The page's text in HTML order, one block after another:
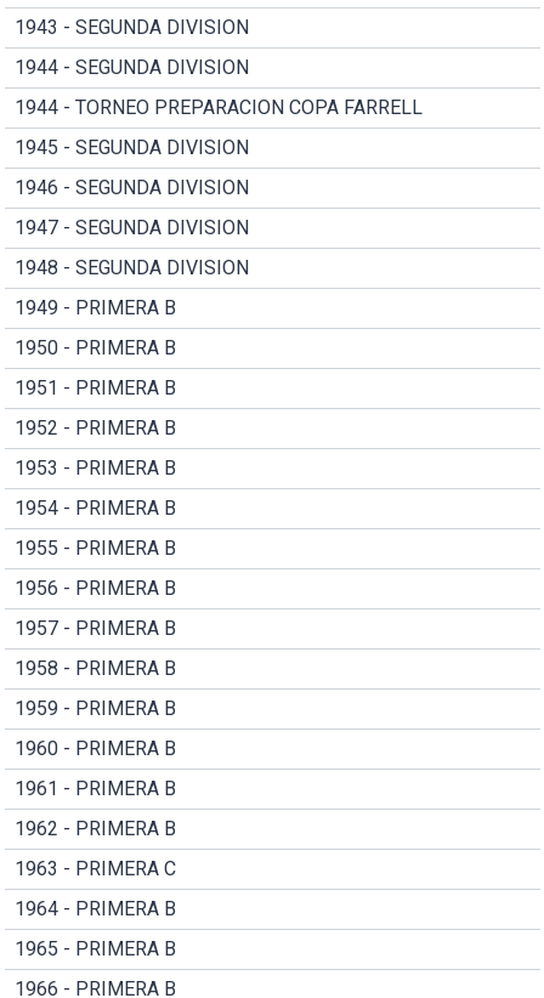
1943 - SEGUNDA DIVISION
1944 - SEGUNDA DIVISION
1944 - TORNEO PREPARACION COPA FARRELL
1945 - SEGUNDA DIVISION
1946 - SEGUNDA DIVISION
1947 - SEGUNDA DIVISION
1948 - SEGUNDA DIVISION
1949 - PRIMERA B
1950 - PRIMERA B
1951 - PRIMERA B
1952 - PRIMERA B
1953 - PRIMERA B
1954 - PRIMERA B
1955 - PRIMERA B
1956 - PRIMERA B
1957 - PRIMERA B
1958 - PRIMERA B
1959 - PRIMERA B
1960 - PRIMERA B
1961 - PRIMERA B
1962 - PRIMERA B
1963 - PRIMERA C
1964 - PRIMERA B
1965 - PRIMERA B
1966 - PRIMERA B